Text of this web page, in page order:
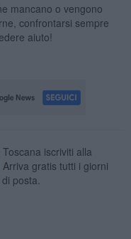
mancano o vengono
confrontarsi sempre
aiuto!
iscriviti alla
Arriva gratis tutti i giorni
posta.